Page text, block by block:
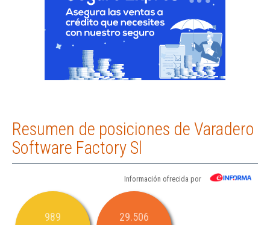
Resumen de posiciones de Varadero
Software Factory Sl
Información ofrecida por
989 29.506